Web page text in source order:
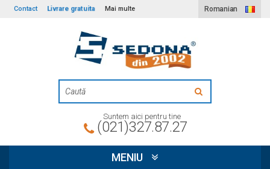
Contact Livrare gratuita Mai multe Romanian
Suntem aici pentru tine
(021)327.87.27
MENIU